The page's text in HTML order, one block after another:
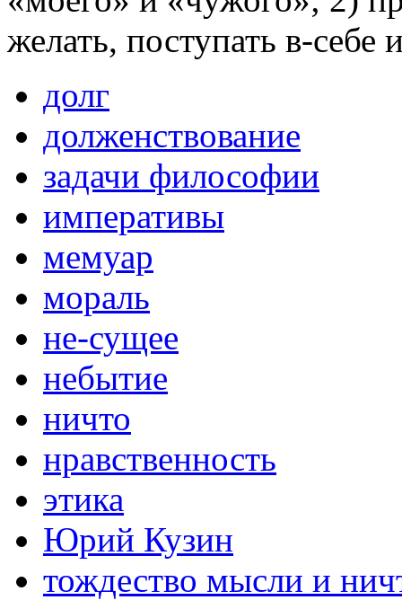
желать, поступать в-себе
долг
долженствование
задачи философии
императивы
мемуар
мораль
не-сущее
небытие
ничто
нравственность
этика
Юрий Кузин
тождество мысли и